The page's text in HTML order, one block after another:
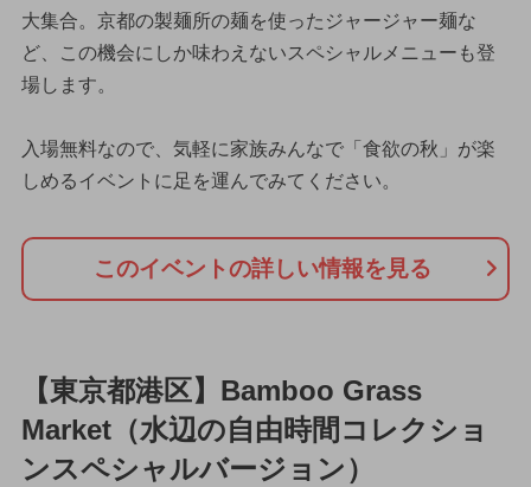
大集合。京都の製麺所の麺を使ったジャージャー麺な
ど、この機会にしか味わえないスペシャルメニューも登
場します。
入場無料なので、気軽に家族みんなで「食欲の秋」が楽
しめるイベントに足を運んでみてください。
このイベントの詳しい情報を見る
【東京都港区】Bamboo Grass
Market（水辺の自由時間コレクショ
ンスペシャルバージョン）